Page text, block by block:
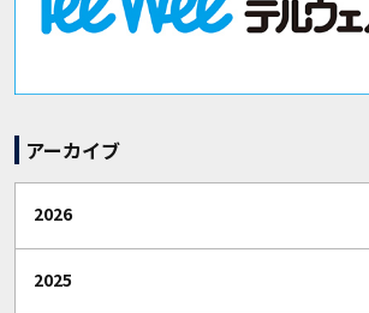
アーカイブ
2026
2025